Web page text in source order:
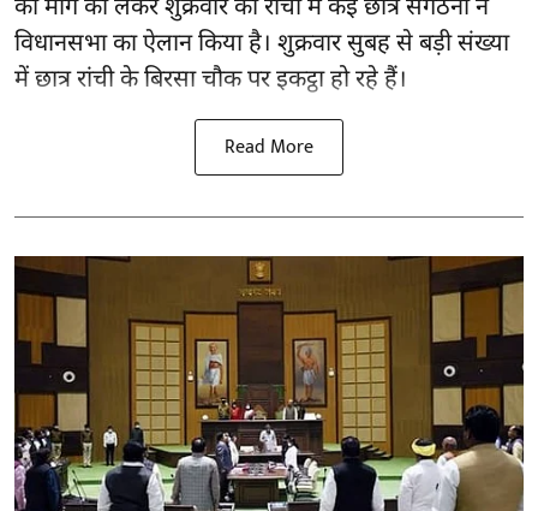
की मांग को लेकर शुक्रवार को रांची में कई छात्र संगठनों ने
विधानसभा का ऐलान किया है। शुक्रवार सुबह से बड़ी संख्या
में छात्र रांची के बिरसा चौक पर इकट्ठा हो रहे हैं।
Read More